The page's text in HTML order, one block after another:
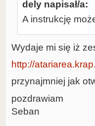
dely napisał/a:
A instrukcję
Wydaje mi się iż
http://
przynajmniej jak
pozdrawiam
Seban